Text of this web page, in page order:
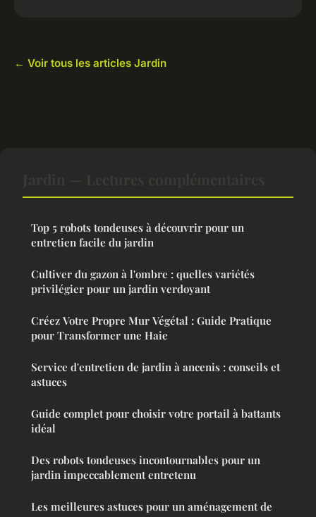
← Voir tous les articles Jardin
Top 5 robots tondeuses à découvrir pour un
entretien facile du jardin
Cultiver du gazon à l'ombre : quelles variétés
privilégier pour un jardin verdoyant
Créez Votre Propre Mur Végétal : Guide Pratique
pour Transformer une Haie
Service d'entretien de jardin à ancenis : conseils et
astuces
Guide complet pour choisir votre portail à battants
idéal
Des robots tondeuses incontournables pour un
jardin impeccablement entretenu
Les meilleures astuces pour un aménagement de